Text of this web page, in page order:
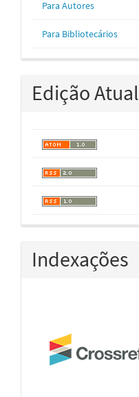
Para Autores
Para Bibliotecários
Edição Atual
Indexações